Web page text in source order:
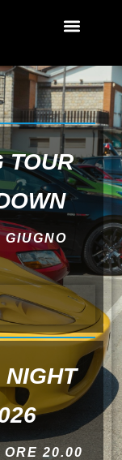
TOUR
NIGHT
ORE 20.00